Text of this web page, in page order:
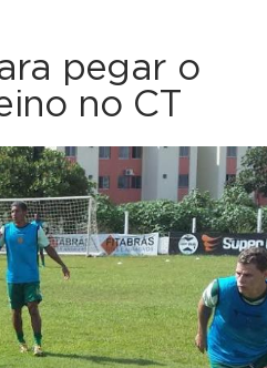
pegar o
no CT